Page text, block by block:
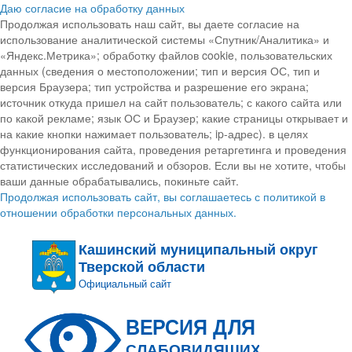
Даю согласие на обработку данных
Продолжая использовать наш сайт, вы даете согласие на
использование аналитической системы «Спутник/Аналитика» и
«Яндекс.Метрика»; обработку файлов cookie, пользовательских
данных (сведения о местоположении; тип и версия ОС, тип и
версия Браузера; тип устройства и разрешение его экрана;
источник откуда пришел на сайт пользователь; с какого сайта или
по какой рекламе; язык ОС и Браузер; какие страницы открывает и
на какие кнопки нажимает пользователь; ip-адрес). в целях
функционирования сайта, проведения ретаргетинга и проведения
статистических исследований и обзоров. Если вы не хотите, чтобы
ваши данные обрабатывались, покиньте сайт.
Продолжая использовать сайт, вы соглашаетесь с политикой в
отношении обработки персональных данных.